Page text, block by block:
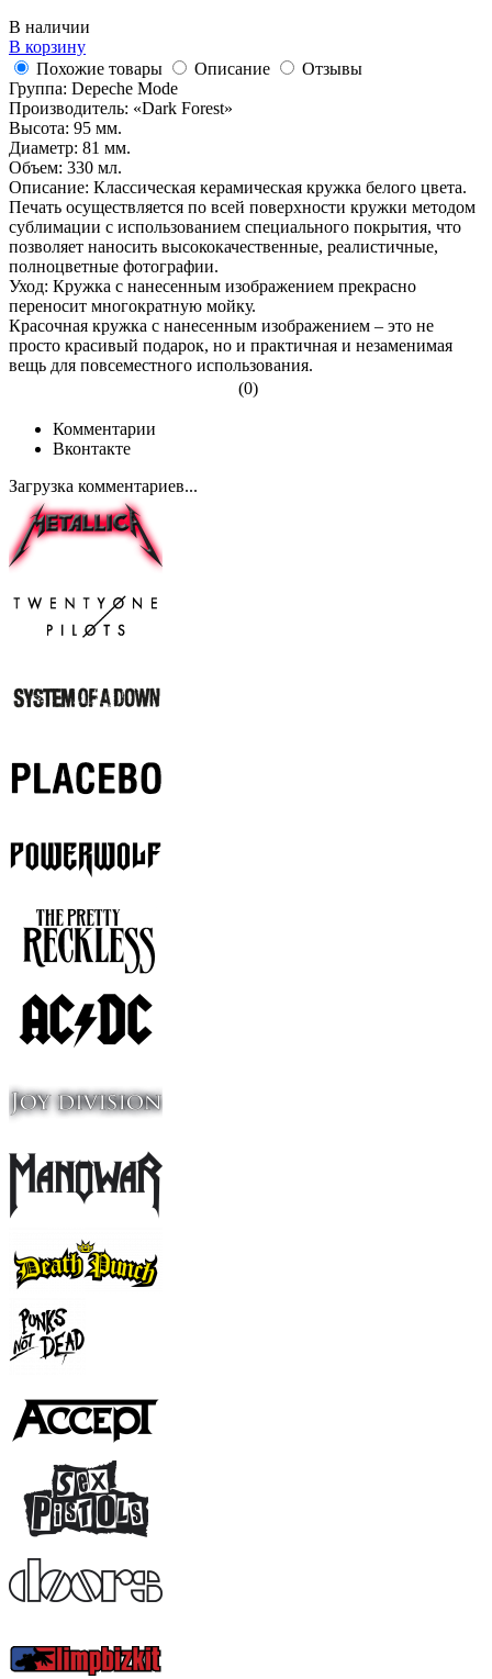
В наличии
В корзину
Похожие товары
Описание
Отзывы
Группа: Depeche Mode
Производитель: «Dark Forest»
Высота: 95 мм.
Диаметр: 81 мм.
Объем: 330 мл.
Описание: Классическая керамическая кружка белого цвета.
Печать осуществляется по всей поверхности кружки методом
сублимации с использованием специального покрытия, что
позволяет наносить высококачественные, реалистичные,
полноцветные фотографии.
Уход: Кружка с нанесенным изображением прекрасно
переносит многократную мойку.
Красочная кружка с нанесенным изображением – это не
просто красивый подарок, но и практичная и незаменимая
вещь для повсеместного использования.
(0)
Комментарии
Вконтакте
Загрузка комментариев...